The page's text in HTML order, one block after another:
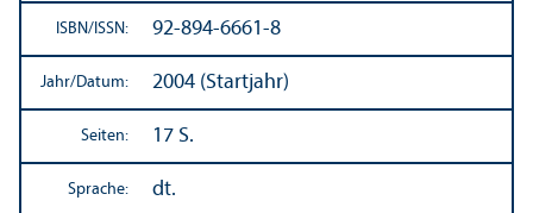
ISBN/ ISSN: 92-894-6661-8
Jahr/Datum: 2004 (Startjahr)
Seiten: 17 S.
Sprache: dt.